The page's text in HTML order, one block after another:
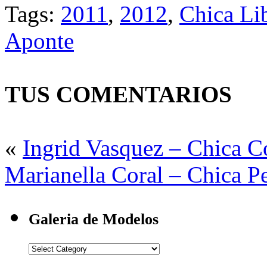
Tags: 2011, 2012, Chica
Aponte
TUS COMENTARIOS
« Ingrid Vasquez – Chica
Marianella Coral – Chica
Galeria de Modelos
Galeria